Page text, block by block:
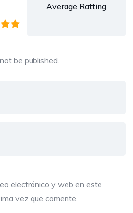
Average Ratting
be published.
electrónico y web en este
vez que comente.